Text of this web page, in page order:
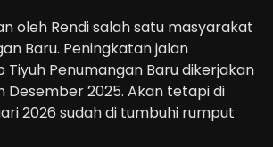
oleh Rendi salah satu masyarakat
Baru. Peningkatan jalan
Tiyuh Penumangan Baru dikerjakan
Desember 2025. Akan tetapi di
2026 sudah di tumbuhi rumput